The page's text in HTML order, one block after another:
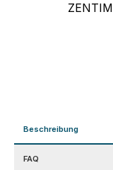
Beschreibung
FAQ